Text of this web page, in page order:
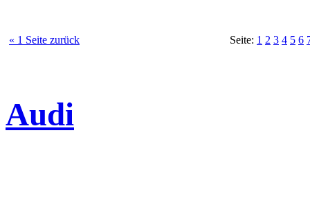
« 1 Seite zurück Seite: 1 2 3 4 5 6
Audi